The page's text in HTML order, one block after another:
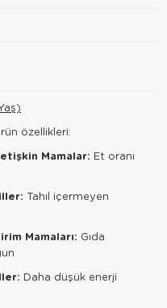
özellikleri:
Mamalar: Et oranı
Tahıl içermeyen
Mamaları: Gıda
Daha düşük enerji